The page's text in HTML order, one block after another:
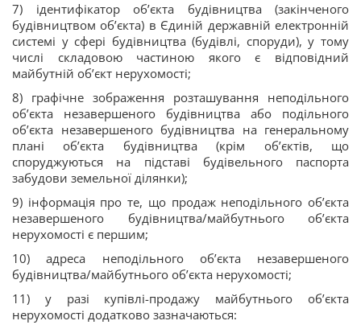
7) ідентифікатор об’єкта будівництва (закінченого
будівництвом об’єкта) в Єдиній державній електронній
системі у сфері будівництва (будівлі, споруди), у тому
числі складовою частиною якого є відповідний
майбутній об’єкт нерухомості;
8) графічне зображення розташування неподільного
об’єкта незавершеного будівництва або подільного
об’єкта незавершеного будівництва на генеральному
плані об’єкта будівництва (крім об’єктів, що
споруджуються на підставі будівельного паспорта
забудови земельної ділянки);
9) інформація про те, що продаж неподільного об’єкта
незавершеного будівництва/майбутнього об’єкта
нерухомості є першим;
10) адреса неподільного об’єкта незавершеного
будівництва/майбутнього об’єкта нерухомості;
11) у разі купівлі-продажу майбутнього об’єкта
нерухомості додатково зазначаються: